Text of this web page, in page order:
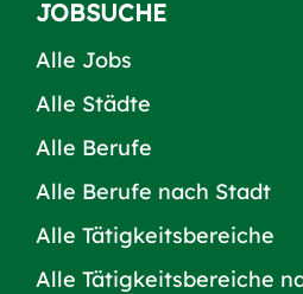
JOBSUCHE
Alle Jobs
Alle Städte
Alle Berufe
Alle Berufe nach Stadt
Alle Tätigkeitsbereiche
Alle Tätigkeitsbereiche